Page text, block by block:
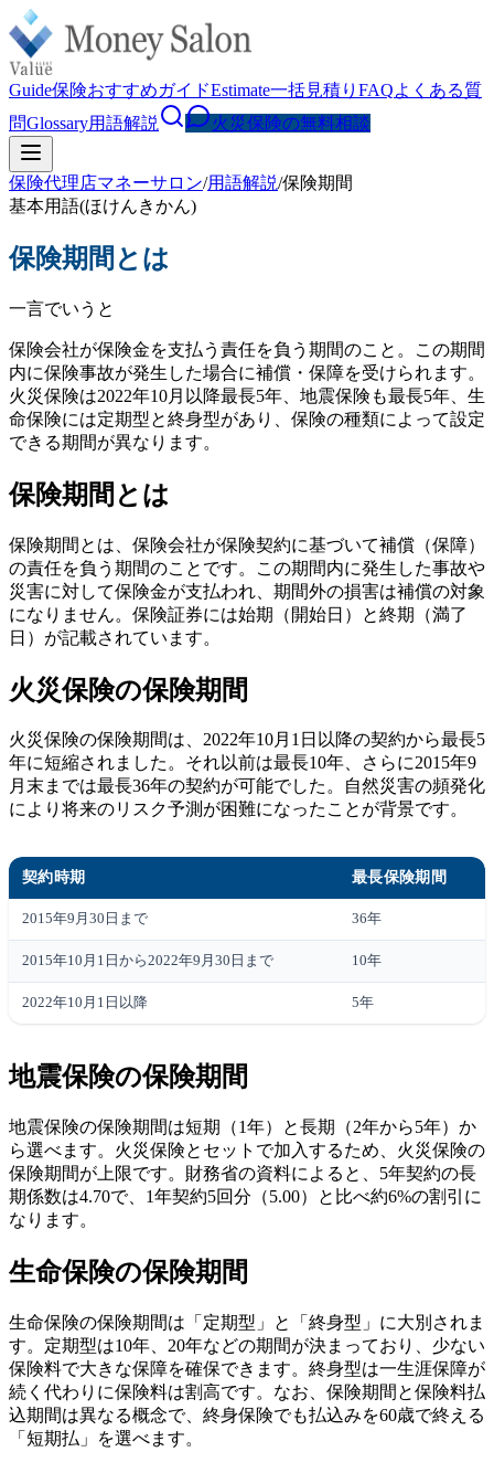
Guide保険おすすめガイドEstimate一括見積り FAQよくある質
問Glossary用語解説 火災保険の無料相談
保険代理店マネーサロン/用語解説/保険期間
基本用語(ほけんきかん)
保険期間 とは
一言でいうと
保険会社が保険金を支払う責任を負う期間のこと。この期間
内に保険事故が発生した場合に補償・保障を受けられます。
火災保険は2022年10月以降最長5年、地震保険も最長5年、生
命保険には定期型と終身型があり、保険の種類によって設定
できる期間が異なります。
保険期間とは
保険期間とは、保険会社が保険契約に基づいて補償（保障）
の責任を負う期間のことです。この期間内に発生した事故や
災害に対して保険金が支払われ、期間外の損害は補償の対象
になりません。保険証券には始期（開始日）と終期（満了
日）が記載されています。
火災保険の保険期間
火災保険の保険期間は、2022年10月1日以降の契約から最長5
年に短縮されました。それ以前は最長10年、さらに2015年9
月末までは最長36年の契約が可能でした。自然災害の頻発化
により将来のリスク予測が困難になったことが背景です。
契約時期 最長保険期間
2015年9月30日まで 36年
2015年10月1日から2022年9月30日まで 10年
2022年10月1日以降 5年
地震保険の保険期間
地震保険の保険期間は短期（1年）と長期（2年から5年）か
ら選べます。火災保険とセットで加入するため、火災保険の
保険期間が上限です。財務省の資料によると、5年契約の長
期係数は4.70で、1年契約5回分（5.00）と比べ約6%の割引に
なります。
生命保険の保険期間
生命保険の保険期間は「定期型」と「終身型」に大別されま
す。定期型は10年、20年などの期間が決まっており、少ない
保険料で大きな保障を確保できます。終身型は一生涯保障が
続く代わりに保険料は割高です。なお、保険期間と保険料払
込期間は異なる概念で、終身保険でも払込みを60歳で終える
「短期払」を選べます。